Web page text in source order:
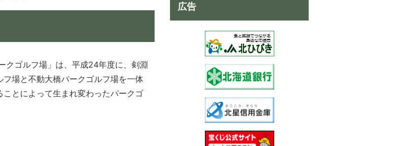
クゴルフ場」は、平成24年度に、剣淵
フ場と不動大橋パークゴルフ場を一体
ことによって生まれ変わったパークゴ
広告